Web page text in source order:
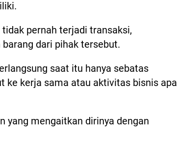
pernah terjadi transaksi,
dari pihak tersebut.
saat itu hanya sebatas
ke kerja sama atau aktivitas bisnis apa
yang mengaitkan dirinya dengan